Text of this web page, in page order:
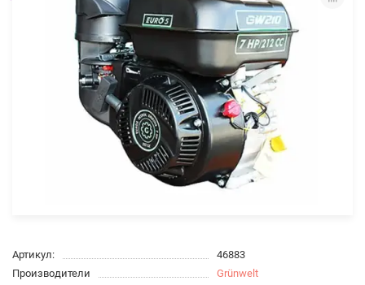
Артикул:
46883
Производители
Grünwelt